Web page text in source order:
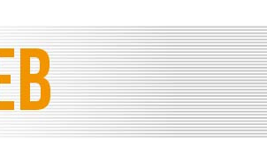
MERLETTE INCORONA CARAPAZ
TRIONFO DI PHILIPSEN SU SCHMID E KOOIJ